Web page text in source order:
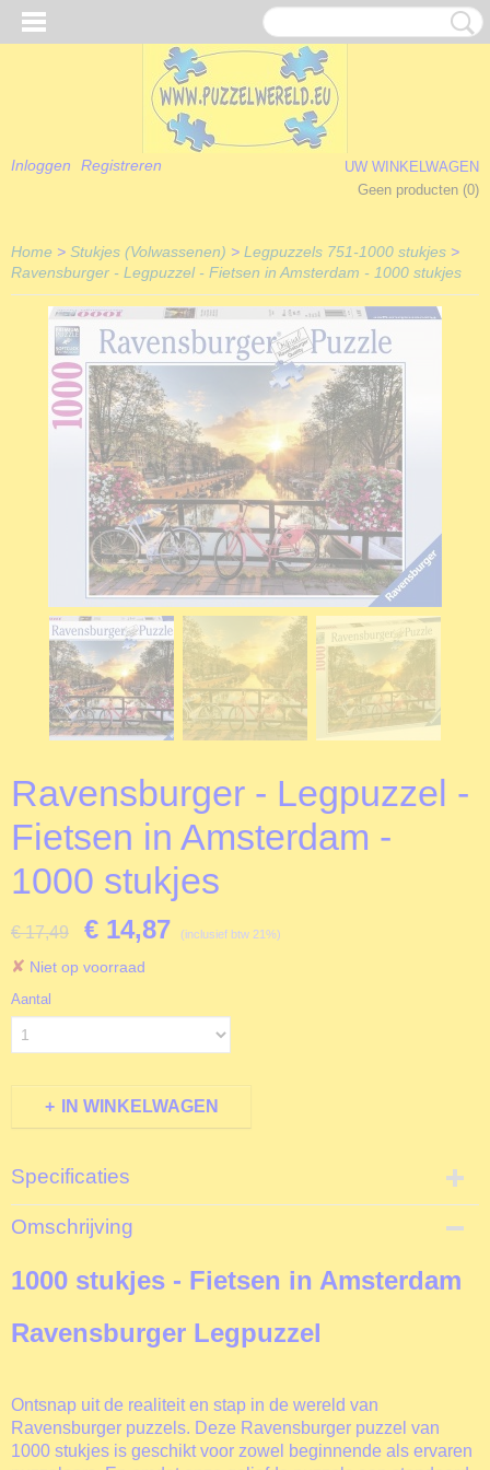
Inloggen Registreren
UW WINKELWAGEN
Geen producten (0)
Home > Stukjes (Volwassenen) > Legpuzzels 751-1000 stukjes >
Ravensburger - Legpuzzel - Fietsen in Amsterdam - 1000 stukjes
Ravensburger - Legpuzzel -
Fietsen in Amsterdam -
1000 stukjes
€ 17,49 € 14,87 (inclusief btw 21%)
✘ Niet op voorraad
Aantal
IN WINKELWAGEN
Specificaties
Productcode
R006626
4005555006626
Ravensburger
Omschrijving
1000 stukjes - Fietsen in Amsterdam
Ravensburger Legpuzzel
Ontsnap uit de realiteit en stap in de wereld van
Ravensburger puzzels. Deze Ravensburger puzzel van
1000 stukjes is geschikt voor zowel beginnende als ervaren